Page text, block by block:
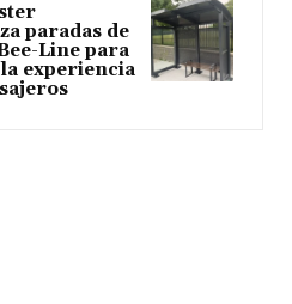
paradas de
Line para
experiencia